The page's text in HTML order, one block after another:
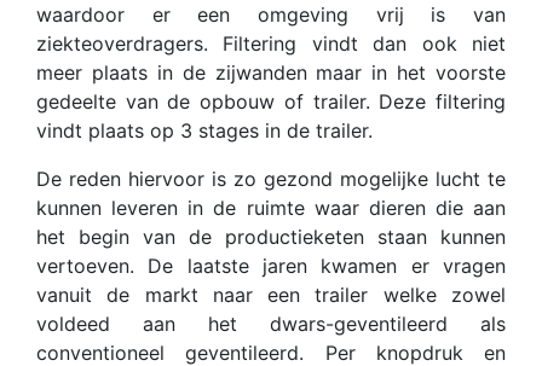
waardoor er een omgeving vrij is van
ziekteoverdragers. Filtering vindt dan ook niet
meer plaats in de zijwanden maar in het voorste
gedeelte van de opbouw of trailer. Deze filtering
vindt plaats op 3 stages in de trailer.
De reden hiervoor is zo gezond mogelijke lucht te
kunnen leveren in de ruimte waar dieren die aan
het begin van de productieketen staan kunnen
vertoeven. De laatste jaren kwamen er vragen
vanuit de markt naar een trailer welke zowel
voldeed aan het dwars-geventileerd als
conventioneel geventileerd. Per knopdruk en